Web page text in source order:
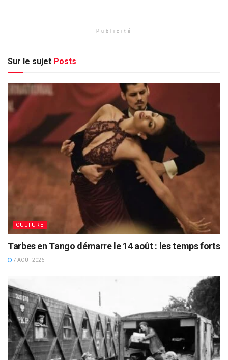
Publicité
Sur le sujet Posts
CULTURE
Tarbes en Tango démarre le 14 août : les temps forts
7 AOÛT 2026